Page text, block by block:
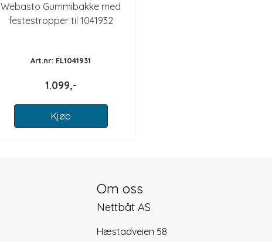
Webasto Gummibakke med
festestropper til 1041932
Art.nr: FL1041931
1.099,-
Kjøp
Om oss
Nettbåt AS
Hæstadveien 58